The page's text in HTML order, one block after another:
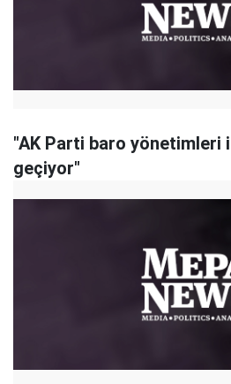
"AK Parti baro yönetimleri
geçiyor"